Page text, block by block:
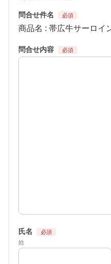
問合せ件名
商品名 : 帯広牛サーロイ
問合せ内容
氏名
姓